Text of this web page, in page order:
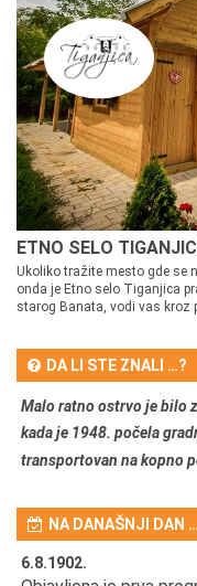
ETNO SELO
Ukoliko tražite mesto gde se
onda je Etno selo Tiganjica
starog Banata, vodi vas kroz
DA LI STE ZNALI …?
Malo ratno ostrvo je bilo
kada je 1948. počela
transportovan na kopno
NA DANAŠNJI DAN …
6.8.1902.